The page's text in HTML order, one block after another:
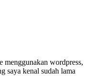
menggunakan wordpress,
saya kenal sudah lama